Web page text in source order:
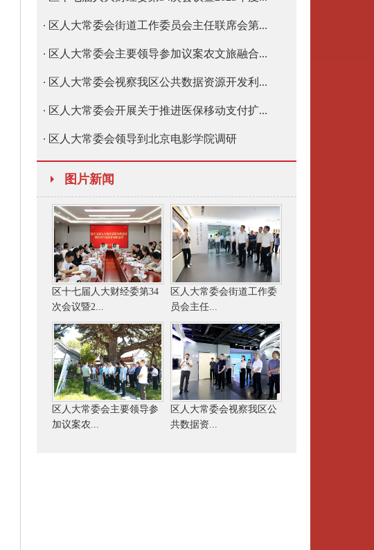
区人大常委会街道工作委员会主任联席会第...
区人大常委会主要领导参加议案农文旅融合...
区人大常委会视察我区公共数据资源开发利...
区人大常委会开展关于推进医保移动支付扩...
区人大常委会领导到北京电影学院调研
图片新闻
区十七届人大财经委第34
次会议暨2...
区人大常委会街道工作委
员会主任...
区人大常委会主要领导参
加议案农...
区人大常委会视察我区公
共数据资...